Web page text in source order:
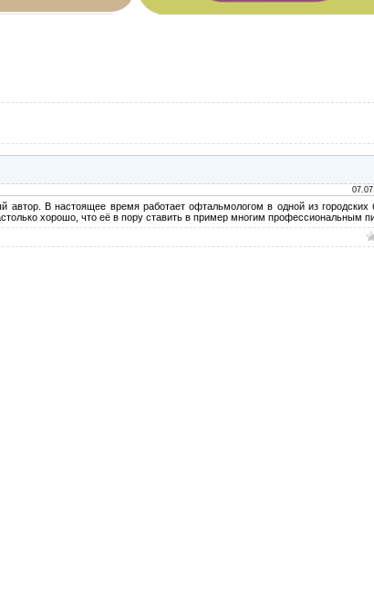
В настоящее время работает офтальмологом в одной из городских
хорошо, что её в пору ставить в пример многим профессиональным